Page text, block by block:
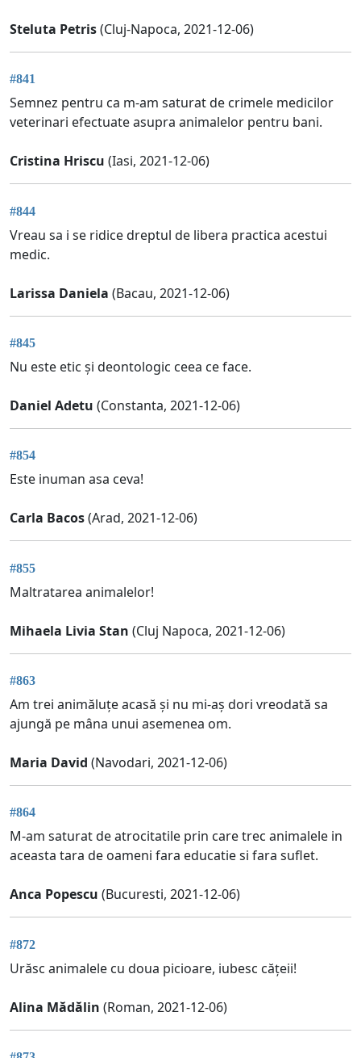
Steluta Petris(Cluj-Napoca, 2021-12-06)
#841
Semnez pentru ca m-am saturat de crimele medicilor
veterinari efectuate asupra animalelor pentru bani.
Cristina Hriscu (Iasi, 2021-12-06)
#844
Vreau sa i se ridice dreptul de libera practica acestui
medic.
Larissa Daniela (Bacau, 2021-12-06)
#845
Nu este etic și deontologic ceea ce face.
Daniel Adetu (Constanta, 2021-12-06)
#854
Este inuman asa ceva!
Carla Bacos(Arad, 2021-12-06)
#855
Maltratarea animalelor!
Mihaela Livia Stan (Cluj Napoca, 2021-12-06)
#863
Am trei animăluțe acasă și nu mi-aș dori vreodată sa
ajungă pe mâna unui asemenea om.
Maria David (Navodari, 2021-12-06)
#864
M-am saturat de atrocitatile prin care trec animalele in
aceasta tara de oameni fara educatie si fara suflet.
Anca Popescu (Bucuresti, 2021-12-06)
#872
Urăsc animalele cu doua picioare, iubesc cățeii!
Alina Mădălin (Roman, 2021-12-06)